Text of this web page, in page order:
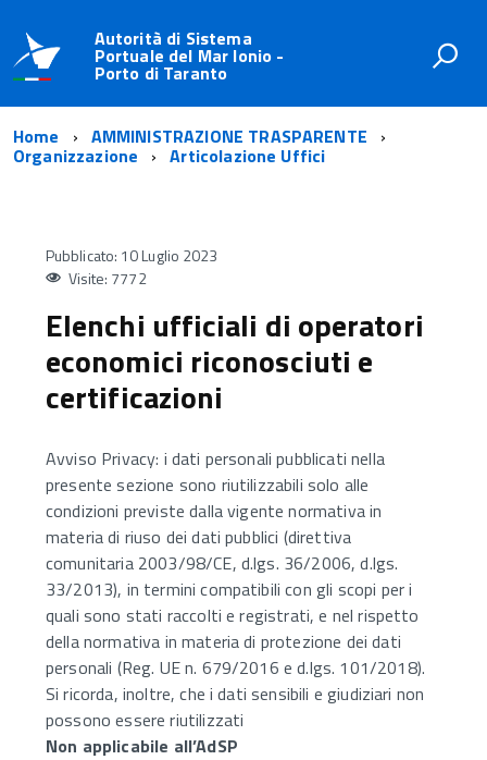
Autorità di Sistema
Portuale del Mar Ionio -
Porto di Taranto
Home AMMINISTRAZIONE TRASPARENTE
Organizzazione Articolazione Uffici
Pubblicato: 10 Luglio 2023
Visite: 7772
Elenchi ufficiali di operatori
economici riconosciuti e
certificazioni
Avviso Privacy: i dati personali pubblicati nella
presente sezione sono riutilizzabili solo alle
condizioni previste dalla vigente normativa in
materia di riuso dei dati pubblici (direttiva
comunitaria 2003/98/CE, d.lgs. 36/2006, d.lgs.
33/2013), in termini compatibili con gli scopi per i
quali sono stati raccolti e registrati, e nel rispetto
della normativa in materia di protezione dei dati
personali (Reg. UE n. 679/2016 e d.lgs. 101/2018).
Si ricorda, inoltre, che i dati sensibili e giudiziari non
possono essere riutilizzati
Non applicabile all’AdSP